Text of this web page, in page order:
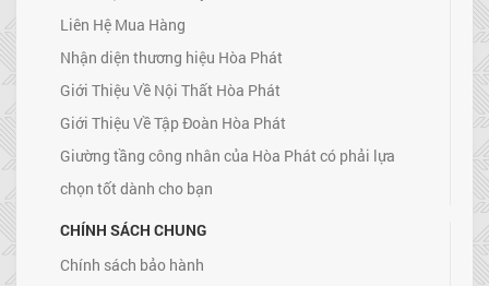
Liên Hệ Mua Hàng
Nhận diện thương hiệu Hòa Phát
Giới Thiệu Về Nội Thất Hòa Phát
Giới Thiệu Về Tập Đoàn Hòa Phát
Giường tầng công nhân của Hòa Phát có phải lựa
chọn tốt dành cho bạn
CHÍNH SÁCH CHUNG
Chính sách bảo hành